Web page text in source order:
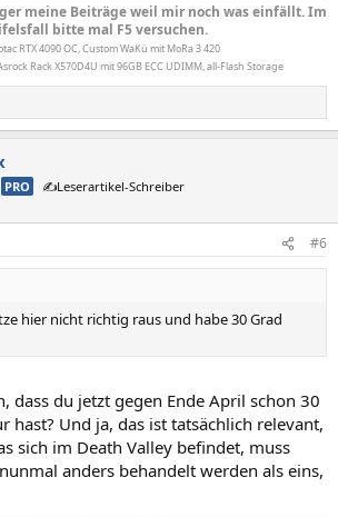
meine Beiträge weil mir noch was einfällt. Im
bitte mal F5 versuchen.
RTX 4090 OC, Custom WaKü mit MoRa 3 420
Rack X570D4U mit 96GB ECC UDIMM, all-Flash Storage
PRO ✍️Leserartikel-Schreiber
#6
hier nicht richtig raus und habe 30 Grad
dass du jetzt gegen Ende April schon 30
hast? Und ja, das ist tatsächlich relevant,
sich im Death Valley befindet, muss
anders behandelt werden als eins,